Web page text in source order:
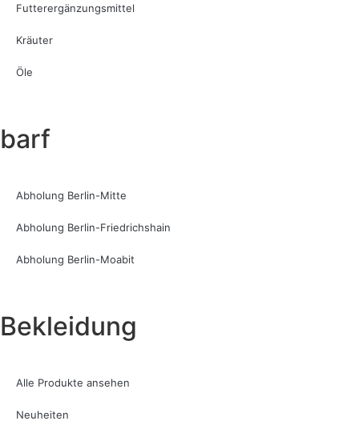
Futterergänzungsmittel
Kräuter
Öle
barf
Abholung Berlin-Mitte
Abholung Berlin-Friedrichshain
Abholung Berlin-Moabit
Bekleidung
Alle Produkte ansehen
Neuheiten